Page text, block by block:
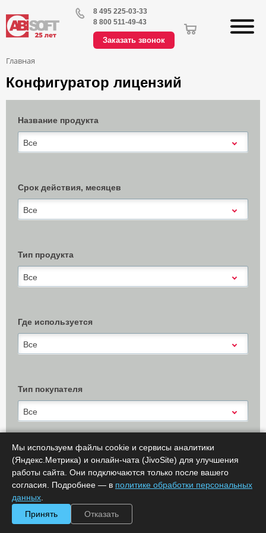
8 495 225-03-33
8 800 511-49-43
Заказать звонок
Главная
Конфигуратор лицензий
Название продукта
Все
Срок действия, месяцев
Все
Тип продукта
Все
Где используется
Все
Тип покупателя
Все
Показать результаты (0) Х Очистить
Сообщить об ошибке
Мы используем файлы cookie и сервисы аналитики
(Яндекс.Метрика) и онлайн-чата (JivoSite) для улучшения
работы сайта. Они подключаются только после вашего
согласия. Подробнее — в политике обработки персональных
данных
Принять
Отказать